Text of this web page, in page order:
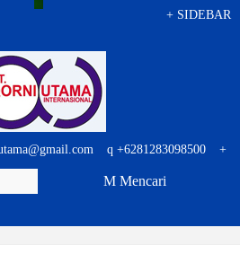
+
q +6281283098500
M Mencari
+ SIDEBAR